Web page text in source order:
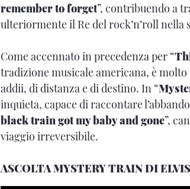
remember to forget”, contribuendo a
ulteriormente il Re del rock’n’roll
Come accennato in precedenza per “
tradizione musicale americana, è
addii, di distanza e di destino. In “
inquieta, capace di raccontare
black train got my baby and gone”,
viaggio irreversibile.
ASCOLTA MYSTERY TRAIN DI